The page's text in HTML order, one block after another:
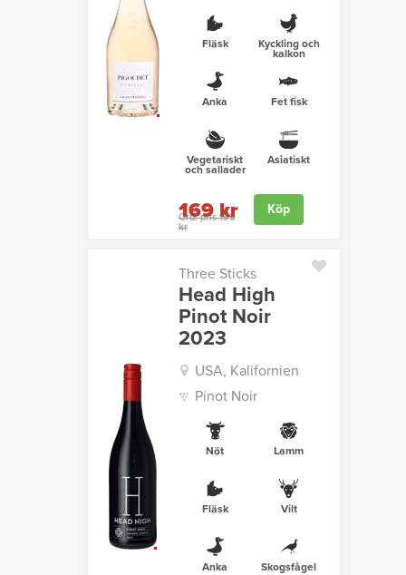
Fläsk Kyckling och
kalkon
Anka Fet fisk
Vegetariskt
och sallader
Asiatiskt
Ord. pris 199
kr
169 kr Köp
Three Sticks
Head High
Pinot Noir
2023
USA, Kalifornien
Pinot Noir
Nöt Lamm
Fläsk Vilt
Anka Skogsfågel